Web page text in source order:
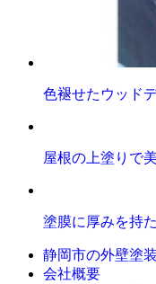
色褪せたウッド
屋根の上塗りで
塗膜に厚みを持
静岡市の外壁塗
会社概要